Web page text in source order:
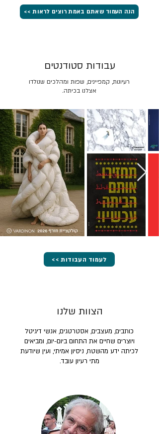
הנה העמוד שאתם באמת רוצים לראות >>
רעיונות, קמפיינים, שפות ומהלכים שנולדו
אצלנו בכיתה.
עבודות סטודנטים
<< לעמוד העבודות
הצוות שלנו
כותבים, מעצבים, אסטרטגים, אנשי דיגיטל
ויוצרים שחיים את התחום ביום-יום, ומביאים
לכיתה ידע מהשטח, ניסיון אמיתי, ועין שיודעת
מתי רעיון עובד.